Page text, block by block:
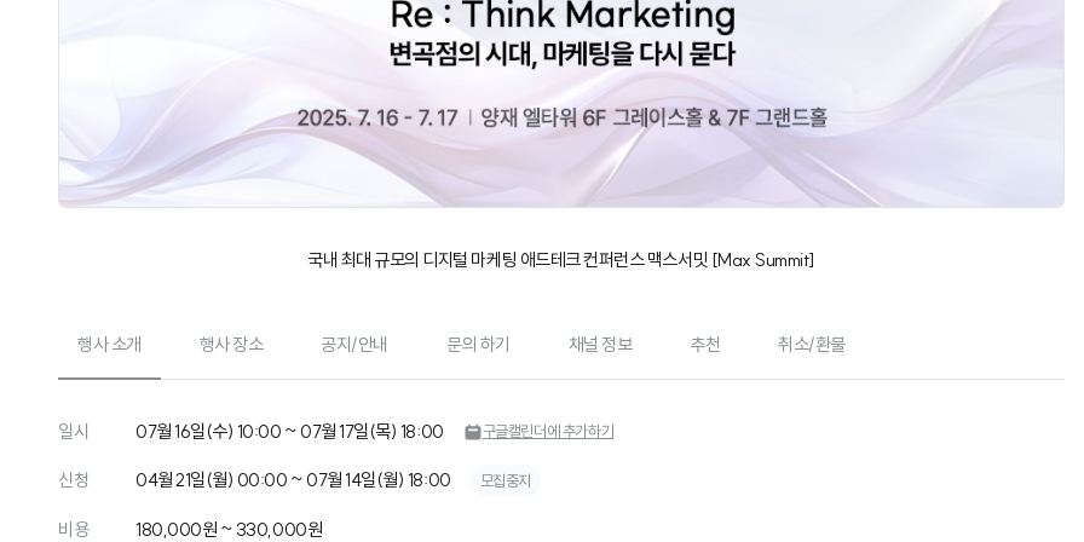
국내 최대 규모의 디지털 마케팅 애드테크 컨퍼런스 맥스서밋 [Max Summit]
행사 소개 행사 장소 공지/안내 문의 하기 채널 정보 추천 취소/환불
일시 07월 16일(수) 10:00 ~ 07월 17일(목) 18:00 구글캘린더에 추가하기
신청 04월 21일(월) 00:00 ~ 07월 14일(월) 18:00 모집중지
비용 180,000원 ~ 330,000원